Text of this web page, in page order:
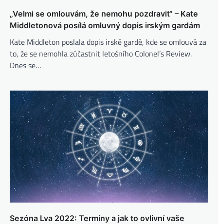
„Velmi se omlouvám, že nemohu pozdravit“ – Kate
Middletonová posílá omluvný dopis irským gardám
Kate Middleton poslala dopis irské gardě, kde se omlouvá za
to, že se nemohla zúčastnit letošního Colonel’s Review.
Dnes se…
Sezóna Lva 2022: Termíny a jak to ovlivní vaše